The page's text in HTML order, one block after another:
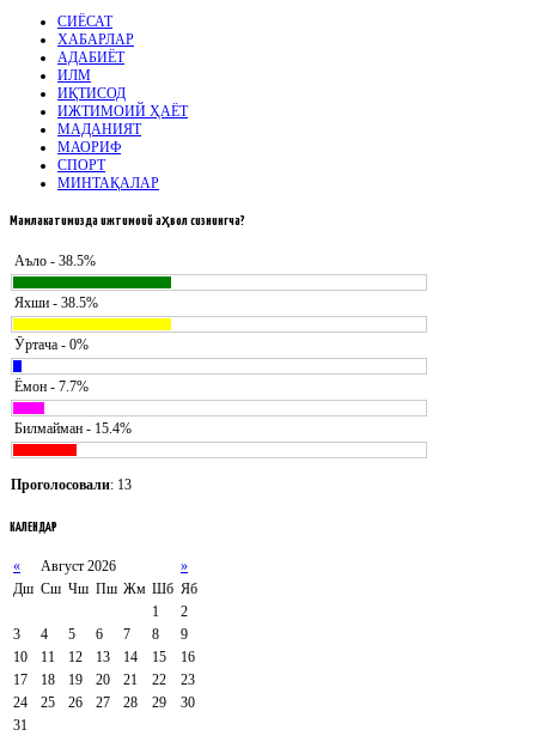
СИЁСАТ
ХАБАРЛАР
АДАБИЁТ
ИЛМ
ИҚТИСОД
ИЖТИМОИЙ ҲАЁТ
МАДАНИЯТ
МАОРИФ
СПОРТ
МИНТАҚАЛАР
Мамлакатимиздаижтимоий аҳвол сизнингча?
Аъло - 38.5%
Яхши - 38.5%
Ӯртача - 0%
Ёмон - 7.7%
Билмайман - 15.4%
Проголосовали: 13
КАЛЕНДАР
« Август 2026
»
Дш Сш Чш Пш Жм Шб Яб
1
2
3
4 5 6 7 8
9
10
11 12 13 14 15
16
17
18 19 20 21 22
23
24
25 26 27 28 29
30
31